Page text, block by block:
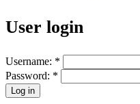
User login
Username: *
Password: *